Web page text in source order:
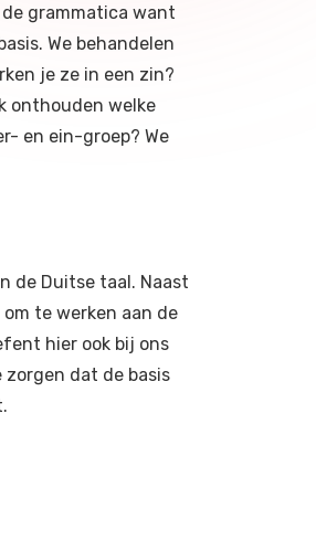
grammatica want
We behandelen
je ze in een zin?
onthouden welke
en ein-groep? We
de Duitse taal. Naast
te werken aan de
hier ook bij ons
dat de basis